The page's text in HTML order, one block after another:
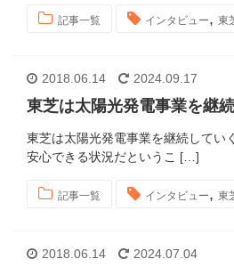
記事一覧 インタビュー, 東
2018.06.14 2024.09.17
東芝は太陽光発電事業を継
東芝は太陽光発電事業を継続してい
安心できる状況だというこ […]
記事一覧 インタビュー, 東
2018.06.14 2024.07.04